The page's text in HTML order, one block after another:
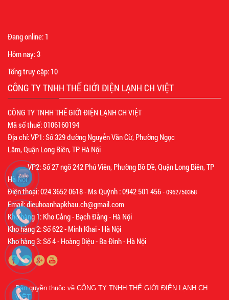
Đang online: 1
Hôm nay:3
Tổng truy cập: 10
CÔNG TY TNHH THẾ GIỚI ĐIỆN LẠNH CH VIỆT
CÔNG TY TNHH THẾ GIỚI ĐIỆN LẠNH CH VIỆT
Mã số thuế: 0106160194
Địa chỉ: VP1: Số 329 đường Nguyễn Văn Cừ, Phường Ngọc
Lâm, Quận Long Biên, TP Hà Nội
VP2: Số 27 ngõ 242 Phú Viên, Phường Bồ Đề, Quận Long Biên, TP
Hà Nội
Điện thoại: 024 3652 0618 - Ms Quỳnh : 0942 501 456 -0962750368
Email: dieuhoanhapkhau.ch@gmail.com
Kho hàng 1: Kho Cảng - Bạch Đằng - Hà Nội
Kho hàng 2: Số 622 - Minh Khai - Hà Nội
Kho hàng 3: Số 4 - Hoàng Diệu - Ba Đình - Hà Nội
Bản quyền thuộc về CÔNG TY TNHH THẾ GIỚI ĐIỆN LẠNH CH
VIỆT